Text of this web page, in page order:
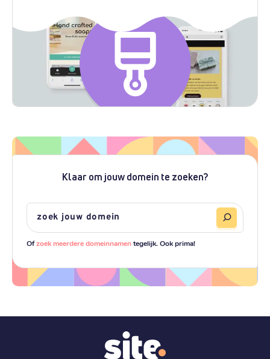
Klaar om jouw domein te zoeken?
Ofzoek meerdere domeinnamentegelijk. Ook prima!